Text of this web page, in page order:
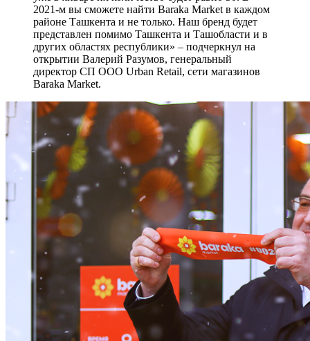
2021-м вы сможете найти Baraka Market в каждом
районе Ташкента и не только. Наш бренд будет
представлен помимо Ташкента и Ташобласти и в
других областях республики» – подчеркнул на
открытии Валерий Разумов, генеральный
директор СП ООО Urban Retail, сети магазинов
Baraka Market.